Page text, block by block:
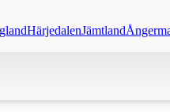
HärjedalenJämtland